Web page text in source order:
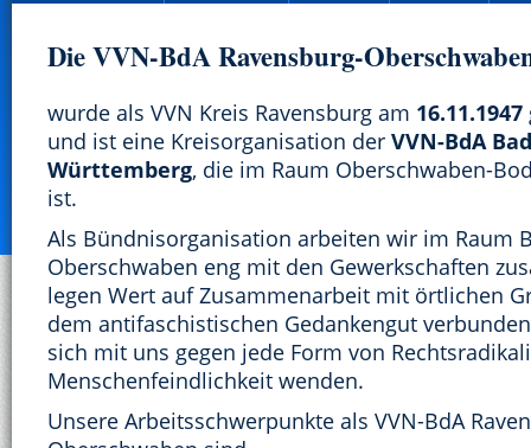
Die VVN-BdA Ravensburg-
wurde als VVN Kreis Ravensburg am 16.11.1947
und ist eine Kreisorganisation der VVN-BdA
Württemberg, die im Raum Oberschwaben-
ist.
Als Bündnisorganisation arbeiten wir im Raum
Oberschwaben eng mit den Gewerkschaften
legen Wert auf Zusammenarbeit mit örtlichen
dem antifaschistischen Gedankengut
sich mit uns gegen jede Form von
Menschenfeindlichkeit wenden.
Unsere Arbeitsschwerpunkte als VVN-BdA